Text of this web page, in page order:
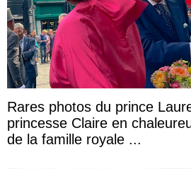
Rares photos du prince
princesse Claire en
de la famille royale ...